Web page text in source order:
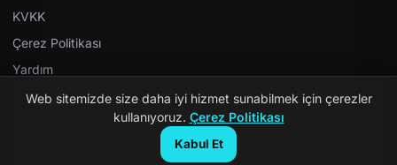
KVKK
Çerez Politikası
Yardım
© 2026 Kompozit Rögar. Tüm hakları saklıdır.
Web sitemizde size daha iyi hizmet sunabilmek için çerezler
kullanıyoruz. Çerez Politikası
Kabul Et